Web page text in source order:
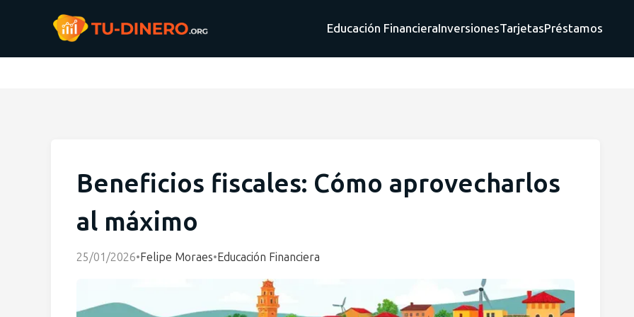
Educación FinancieraInversionesTarjetasPréstamos
Beneficios fiscales: Cómo aprovecharlos
al máximo
25/01/2026•Felipe Moraes•Educación Financiera